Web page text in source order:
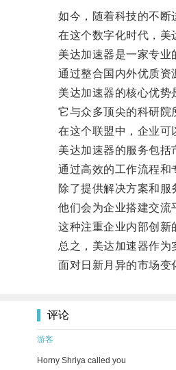
如今，随着科技的不断进
在这个数字化时代，美达
美达加速器是一家专业的
通过整合国内外优质资源
美达加速器的核心优势
它与众多顶尖的科研院所
在这个联盟中，企业可以
美达加速器的服务包括市
通过高效的工作流程和专
除了提供解决方案和服务
他们会为企业搭建交流平
这种注重企业内部创新的
总之，美达加速器作为实
面对日新月异的市场变化
评论
游客
Horny Shriya called you